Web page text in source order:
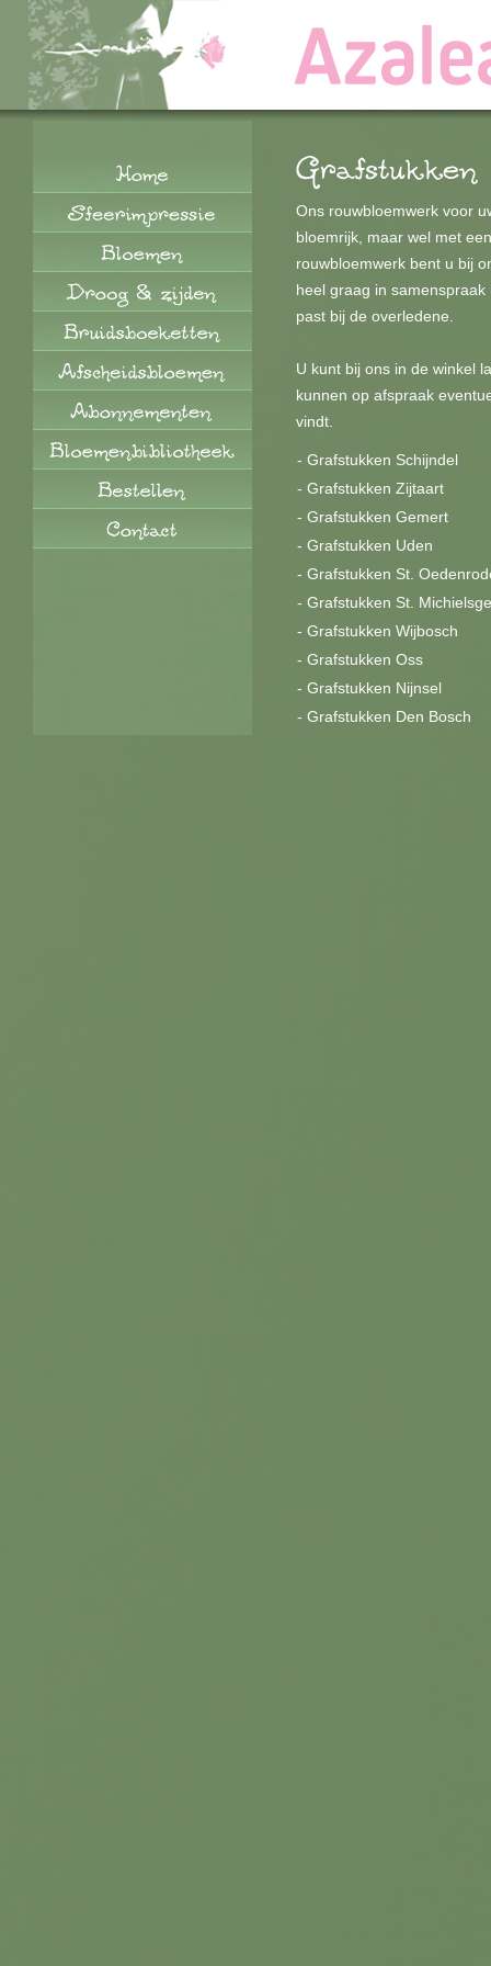
Ons rouwbloemwerk voor
bloemrijk, maar wel met
rouwbloemwerk bent u bij
heel graag in
past bij de overledene.
U kunt bij ons in de winkel
kunnen op afspraak
vindt.
- Grafstukken Schijndel
- Grafstukken Zijtaart
- Grafstukken Gemert
- Grafstukken Uden
- Grafstukken St.
- Grafstukken St.
- Grafstukken Wijbosch
- Grafstukken Oss
- Grafstukken Nijnsel
- Grafstukken Den Bosch